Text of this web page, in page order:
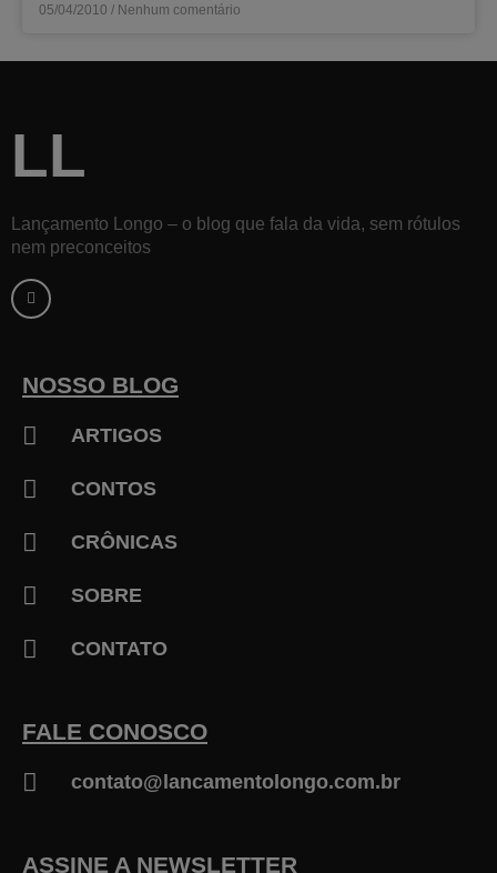
05/04/2010 Nenhum comentário
LL
Lançamento Longo – o blog que fala da vida, sem rótulos
nem preconceitos
a
c
e
k
-
NOSSO BLOG
ARTIGOS
CONTOS
CRÔNICAS
SOBRE
CONTATO
FALE CONOSCO
contato@lancamentolongo.com.br
ASSINE A NEWSLETTER